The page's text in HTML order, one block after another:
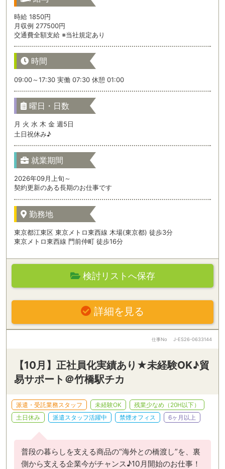
時給 1850円
月収例 277500円
交通費全額支給 ※当社規定あり
時間
09:00～17:30 実働 07:30 休憩 01:00
曜日・日数
月 火 水 木 金 週5日
土日祝休み♪
就業期間
2026年09月上旬～
契約更新のある長期のお仕事です
勤務地
東京都江東区 東京メトロ東西線 木場(東京都) 徒歩3分
東京メトロ東西線 門前仲町 徒歩16分
検討リストへ保存
詳細を見る
仕事No J-ES26-0633144
【10月】正社員化実績あり★未経験OK♪貿
易サポート＠竹橋駅チカ
派遣・受託業務スタッフ 未経験OK
残業少なめ（20H以下）
土日休み
派遣スタッフ活躍中 禁煙オフィス 6ヶ月以上
普段の暮らしを支える商品の“海外との橋渡し”を、裏
側から支える企業今がチャンス♪10月開始のお仕事！